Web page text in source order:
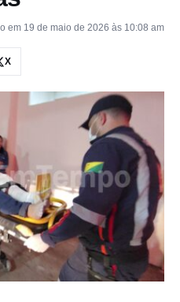
em 19 de maio de 2026 às 10:08 am
X